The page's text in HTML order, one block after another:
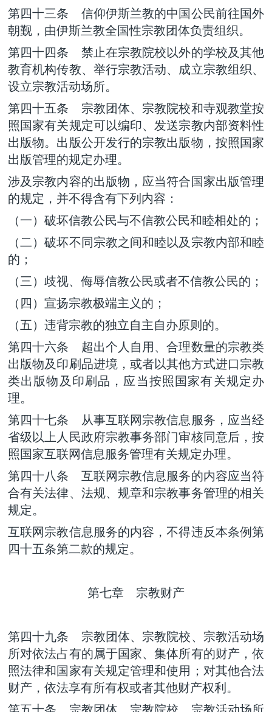
第四十三条 信仰伊斯兰教的中国公民前往国外
朝觐，由伊斯兰教全国性宗教团体负责组织。
第四十四条 禁止在宗教院校以外的学校及其他
教育机构传教、举行宗教活动、成立宗教组织、
设立宗教活动场所。
第四十五条 宗教团体、宗教院校和寺观教堂按
照国家有关规定可以编印、发送宗教内部资料性
出版物。出版公开发行的宗教出版物，按照国家
出版管理的规定办理。
涉及宗教内容的出版物，应当符合国家出版管理
的规定，并不得含有下列内容：
（一）破坏信教公民与不信教公民和睦相处的；
（二）破坏不同宗教之间和睦以及宗教内部和睦
的；
（三）歧视、侮辱信教公民或者不信教公民的；
（四）宣扬宗教极端主义的；
（五）违背宗教的独立自主自办原则的。
第四十六条 超出个人自用、合理数量的宗教类
出版物及印刷品进境，或者以其他方式进口宗教
类出版物及印刷品，应当按照国家有关规定办
理。
第四十七条 从事互联网宗教信息服务，应当经
省级以上人民政府宗教事务部门审核同意后，按
照国家互联网信息服务管理有关规定办理。
第四十八条 互联网宗教信息服务的内容应当符
合有关法律、法规、规章和宗教事务管理的相关
规定。
互联网宗教信息服务的内容，不得违反本条例第
四十五条第二款的规定。
第七章 宗教财产
第四十九条 宗教团体、宗教院校、宗教活动场
所对依法占有的属于国家、集体所有的财产，依
照法律和国家有关规定管理和使用；对其他合法
财产，依法享有所有权或者其他财产权利。